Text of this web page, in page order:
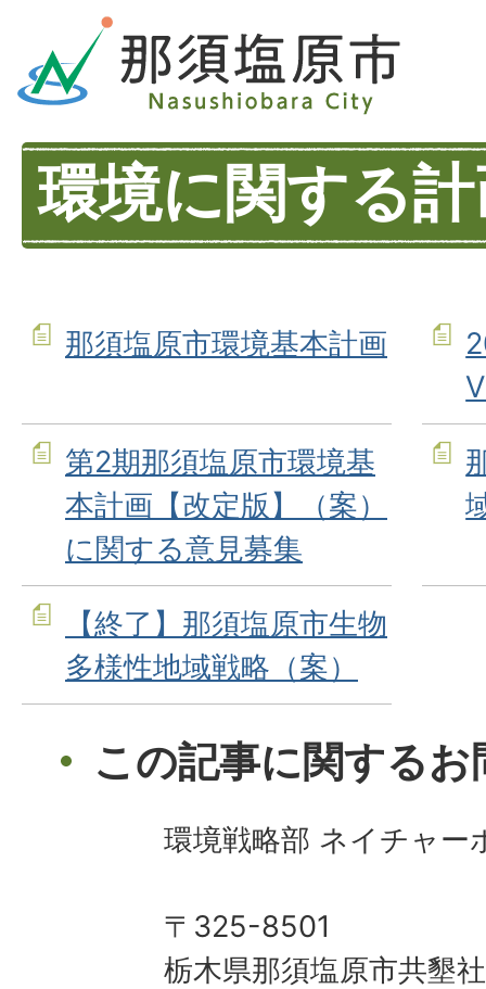
環境に関する
那須塩原市環境基本計画
第2期那須塩原市環境基
本計画【改定版】（案）
に関する意見募集
【終了】那須塩原市生物
多様性地域戦略（案）
この記事に関する
環境戦略部 ネイチャー
〒325-8501
栃木県那須塩原市共墾